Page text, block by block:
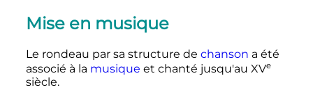
Mise en musique
Le rondeau par sa structure de chanson a été
associé à la musique et chanté jusqu'au XVe
siècle.